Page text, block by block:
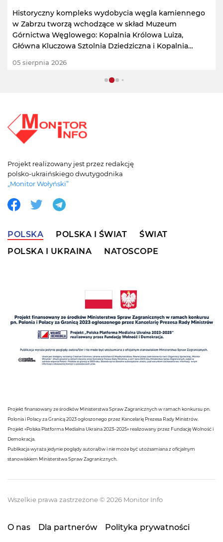
Historyczny kompleks wydobycia węgla kamiennego
w Zabrzu tworzą wchodzące w skład Muzeum
Górnictwa Węglowego: Kopalnia Królowa Luiza,
Główna Kluczowa Sztolnia Dziedziczna i Kopalnia
05 sierpnia 2026
Projekt realizowany jest przez redakcję
polsko-ukraińskiego dwutygodnika
„Monitor Wołyński”
POLSKA POLSKA I ŚWIAT
ŚWIAT
POLSKA I UKRAINA
NATOSCOPE
Projekt finansowany ze środków Ministerstwa Spraw Zagranicznych w ramach konkursu pn.
Polonia i Polacy za Granicą 2023 ogłoszonego przez Kancelarię Prezesa Rady Ministrów.
Projekt «Polska Platforma Medialna Ukraina 2023–2025» realizowany przez Fundację Wolność i
Demokracja.
Publikacja wyraża jedynie poglądy autora/ów i nie może być utożsamiana z oficjalnym
stanowiskiem Ministerstwa Spraw Zagranicznych.
Wszelkie prawa zastrzeżone © 2026 Monitor Info
O nas Dla partnerów Polityka prywatności